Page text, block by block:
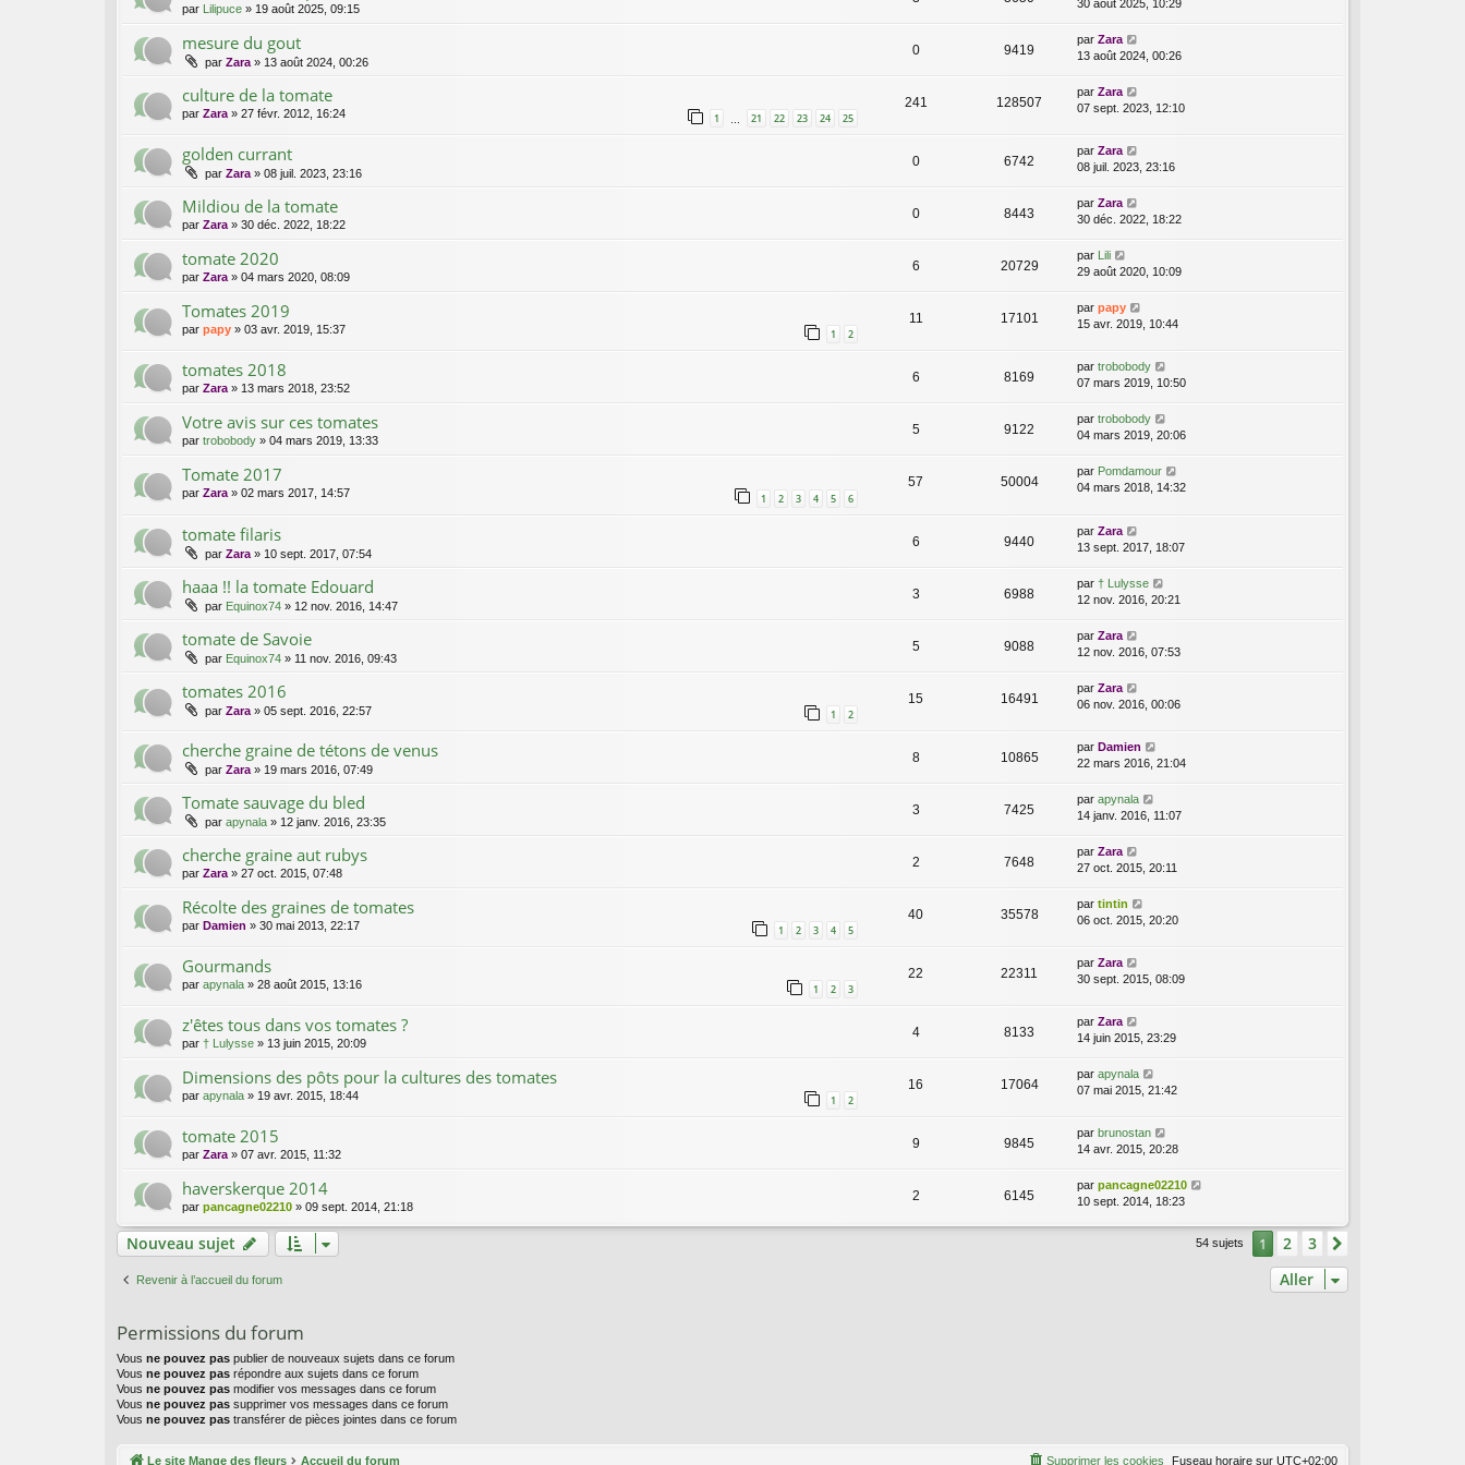
par Lilipuce » 19 août 2025, 09:15
30 août 2025, 10:29
mesure du gout
par Zara » 13 août 2024, 00:26
0 9419
par Zara
13 août 2024, 00:26
culture de la tomate
par Zara » 27 févr. 2012, 16:24 1 … 21 22 23 24 25
241 128507
par Zara
07 sept. 2023, 12:10
golden currant
par Zara » 08 juil. 2023, 23:16
0 6742
par Zara
08 juil. 2023, 23:16
Mildiou de la tomate
par Zara » 30 déc. 2022, 18:22
0 8443
par Zara
30 déc. 2022, 18:22
tomate 2020
par Zara » 04 mars 2020, 08:09
6 20729
par
Lili
29 août 2020, 10:09
Tomates 2019
par papy » 03 avr. 2019, 15:37 1 2
11 17101
par papy
15 avr. 2019, 10:44
tomates 2018
par Zara» 13 mars 2018, 23:52
6 8169
par trobobody
07 mars 2019, 10:50
Votre avis sur ces tomates
par trobobody » 04 mars 2019, 13:33
5 9122
par trobobody
04 mars 2019, 20:06
Tomate 2017
par Zara» 02 mars 2017, 14:57 1 2 3 4 5 6
57 50004
par Pomdamour
04 mars 2018, 14:32
tomate filaris
par Zara » 10 sept. 2017, 07:54
6 9440
par Zara
13 sept. 2017, 18:07
haaa !! la tomate Edouard
par Equinox74 » 12 nov. 2016, 14:47
3 6988
par † Lulysse
12 nov. 2016, 20:21
tomate de Savoie
par Equinox74 » 11 nov. 2016, 09:43
5 9088
par Zara
12 nov. 2016, 07:53
tomates 2016
par Zara » 05 sept. 2016, 22:57 1 2
15 16491
par Zara
06 nov. 2016, 00:06
cherche graine de tétons de venus
par Zara » 19 mars 2016, 07:49
8 10865
par Damien
22 mars 2016, 21:04
Tomate sauvage du bled
par apynala » 12 janv. 2016, 23:35
3 7425
par apynala
14 janv. 2016, 11:07
cherche graine aut rubys
par Zara » 27 oct. 2015, 07:48
2 7648
par Zara
27 oct. 2015, 20:11
Récolte des graines de tomates
par Damien » 30 mai 2013, 22:17 1 2 3 4 5
40 35578
par tintin
06 oct. 2015, 20:20
Gourmands
par apynala » 28 août 2015, 13:16 1 2 3
22 22311
par Zara
30 sept. 2015, 08:09
z'êtes tous dans vos tomates ?
par † Lulysse » 13 juin 2015, 20:09
4 8133
par Zara
14 juin 2015, 23:29
Dimensions des pôts pour la cultures des tomates
par apynala » 19 avr. 2015, 18:44 1 2
16 17064
par apynala
07 mai 2015, 21:42
tomate 2015
par Zara » 07 avr. 2015, 11:32
9 9845
par brunostan
14 avr. 2015, 20:28
haverskerque 2014
par pancagne02210 » 09 sept. 2014, 21:18
2 6145
par pancagne02210
10 sept. 2014, 18:23
Nouveau sujet 54 sujets 1 2 3
Revenir à l’accueil du forum Aller
Permissions du forum
Vous ne pouvez pas publier de nouveaux sujets dans ce forum
Vous ne pouvez pas répondre aux sujets dans ce forum
Vous ne pouvez pas modifier vos messages dans ce forum
Vous ne pouvez pas supprimer vos messages dans ce forum
Vous ne pouvez pas transférer de pièces jointes dans ce forum
Le site Mange des fleurs Accueil du forum Fuseau horaire sur UTC+02:00
Supprimer les cookies